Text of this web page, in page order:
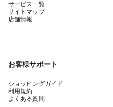
サービス一覧
サイトマップ
店舗情報
お客様サポート
ショッピングガイド
利用規約
よくある質問